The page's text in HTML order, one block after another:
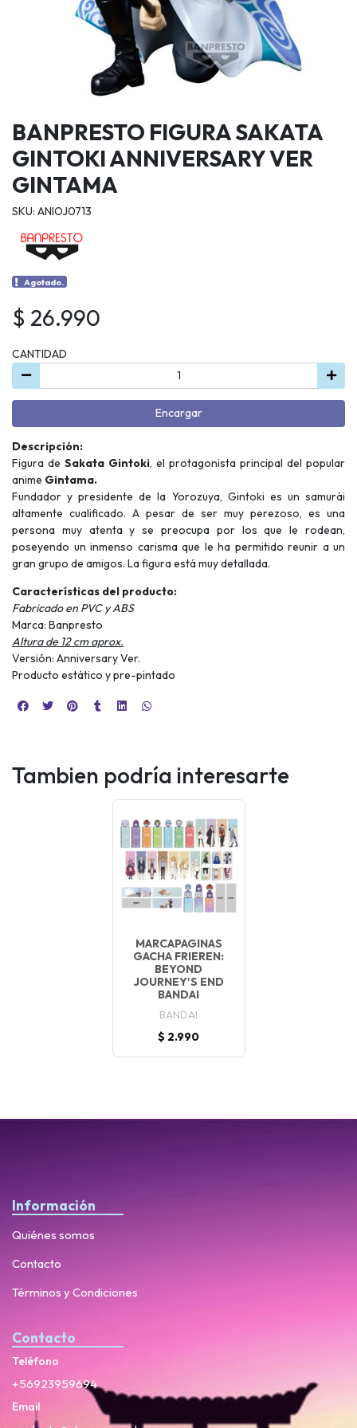
BANPRESTO FIGURA SAKATA
GINTOKI ANNIVERSARY VER
GINTAMA
SKU: ANIOJ0713
Agotado.
$ 26.990
CANTIDAD
Encargar
Descripción:
Figura de Sakata Gintoki, el protagonista principal del popular
anime Gintama.
Fundador y presidente de la Yorozuya, Gintoki es un samurái
altamente cualificado. A pesar de ser muy perezoso, es una
persona muy atenta y se preocupa por los que le rodean,
poseyendo un inmenso carisma que le ha permitido reunir a un
gran grupo de amigos. La figura está muy detallada.
Características del producto:
Fabricado en PVC y ABS
Marca: Banpresto
Altura de 12 cm aprox.
Versión: Anniversary Ver.
Producto estático y pre-pintado
Tambien podría interesarte
MARCAPAGINAS
GACHA FRIEREN:
BEYOND
JOURNEY'S END
BANDAI
BANDAI
$ 2.990
Información
Quiénes somos
Contacto
Términos y Condiciones
Contacto
Teléfono
+56923959694
Email